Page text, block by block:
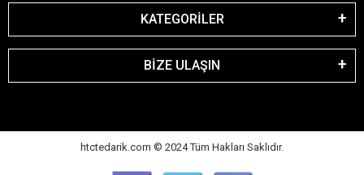
KATEGORİLER
BİZE ULAŞIN
htctedarik.com © 2024 Tüm Hakları Saklıdır.